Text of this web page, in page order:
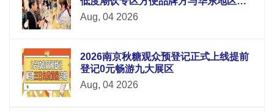
吧连锁便利店电商平台采购商面对面洽
Aug, 04 2026
2026南京秋糖观众预登记正式上线提前
登记0元畅游九大展区
Aug, 04 2026